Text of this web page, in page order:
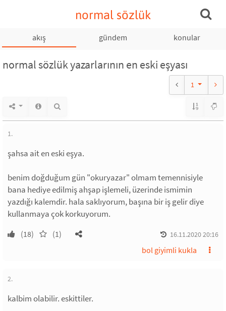
normal sözlük
akış gündem konular
normal sözlük yazarlarının en eski eşyası
1
1.
şahsa ait en eski eşya.
benim doğduğum gün "okuryazar" olmam temennisiyle
bana hediye edilmiş ahşap işlemeli, üzerinde ismimin
yazdığı kalemdir. hala saklıyorum, başına bir iş gelir diye
kullanmaya çok korkuyorum.
(18) (1) 16.11.2020 20:16
bol giyimli kukla
2.
kalbim olabilir. eskittiler.